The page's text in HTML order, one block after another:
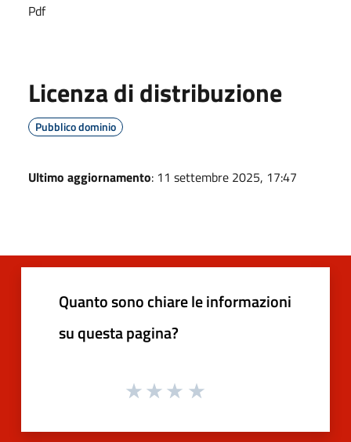
Pdf
Licenza di distribuzione
Pubblico dominio
Ultimo aggiornamento: 11 settembre 2025, 17:47
Quanto sono chiare le informazioni
su questa pagina?